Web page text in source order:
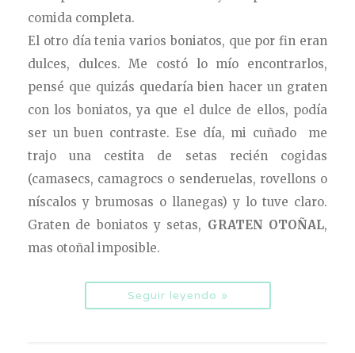
comida completa.
El otro día tenia varios boniatos, que por fin eran
dulces, dulces. Me costó lo mío encontrarlos,
pensé que quizás quedaría bien hacer un graten
con los boniatos, ya que el dulce de ellos, podía
ser un buen contraste. Ese día, mi cuñado me
trajo una cestita de setas recién cogidas
(camasecs, camagrocs o senderuelas, rovellons o
níscalos y brumosas o llanegas) y lo tuve claro.
Graten de boniatos y setas, GRATEN OTOÑAL,
mas otoñal imposible.
Seguir leyendo »